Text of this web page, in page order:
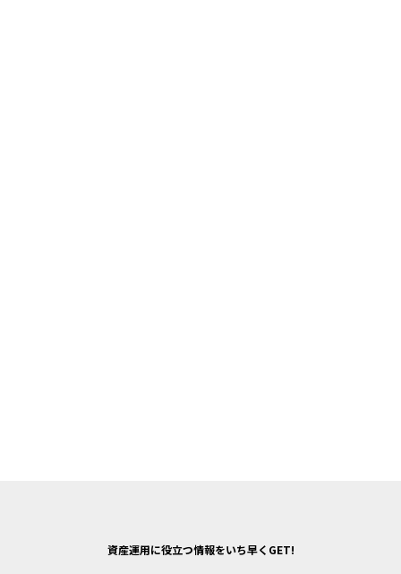
資産運用に役立つ情報をいち早くGET!